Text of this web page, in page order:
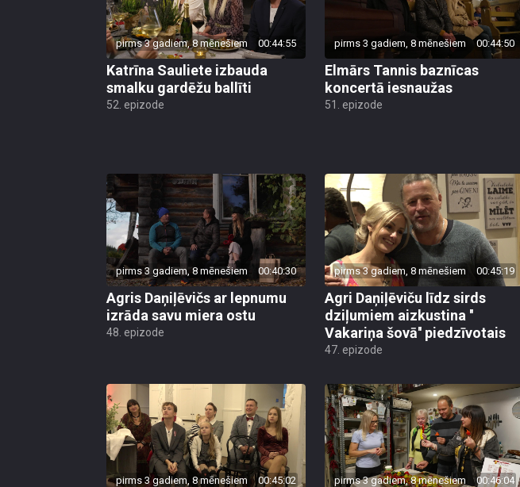
pirms 3 gadiem, 8 mēnešiem 00:44:55
Katrīna Sauliete izbauda
smalku gardēžu ballīti
52. epizode
pirms 3 gadiem, 8 mēnešiem 00:44:50
Elmārs Tannis baznīcas
koncertā iesnaužas
51. epizode
pirms 3 gadiem, 8 mēnešiem 00:40:30
Agris Daņiļēvičs ar lepnumu
izrāda savu miera ostu
48. epizode
pirms 3 gadiem, 8 mēnešiem 00:45:19
Agri Daņiļēviču līdz sirds
dziļumiem aizkustina ''
Vakariņa šovā'' piedzīvotais
47. epizode
pirms 3 gadiem, 8 mēnešiem 00:45:02 pirms 3 gadiem, 8 mēnešiem 00:46:04